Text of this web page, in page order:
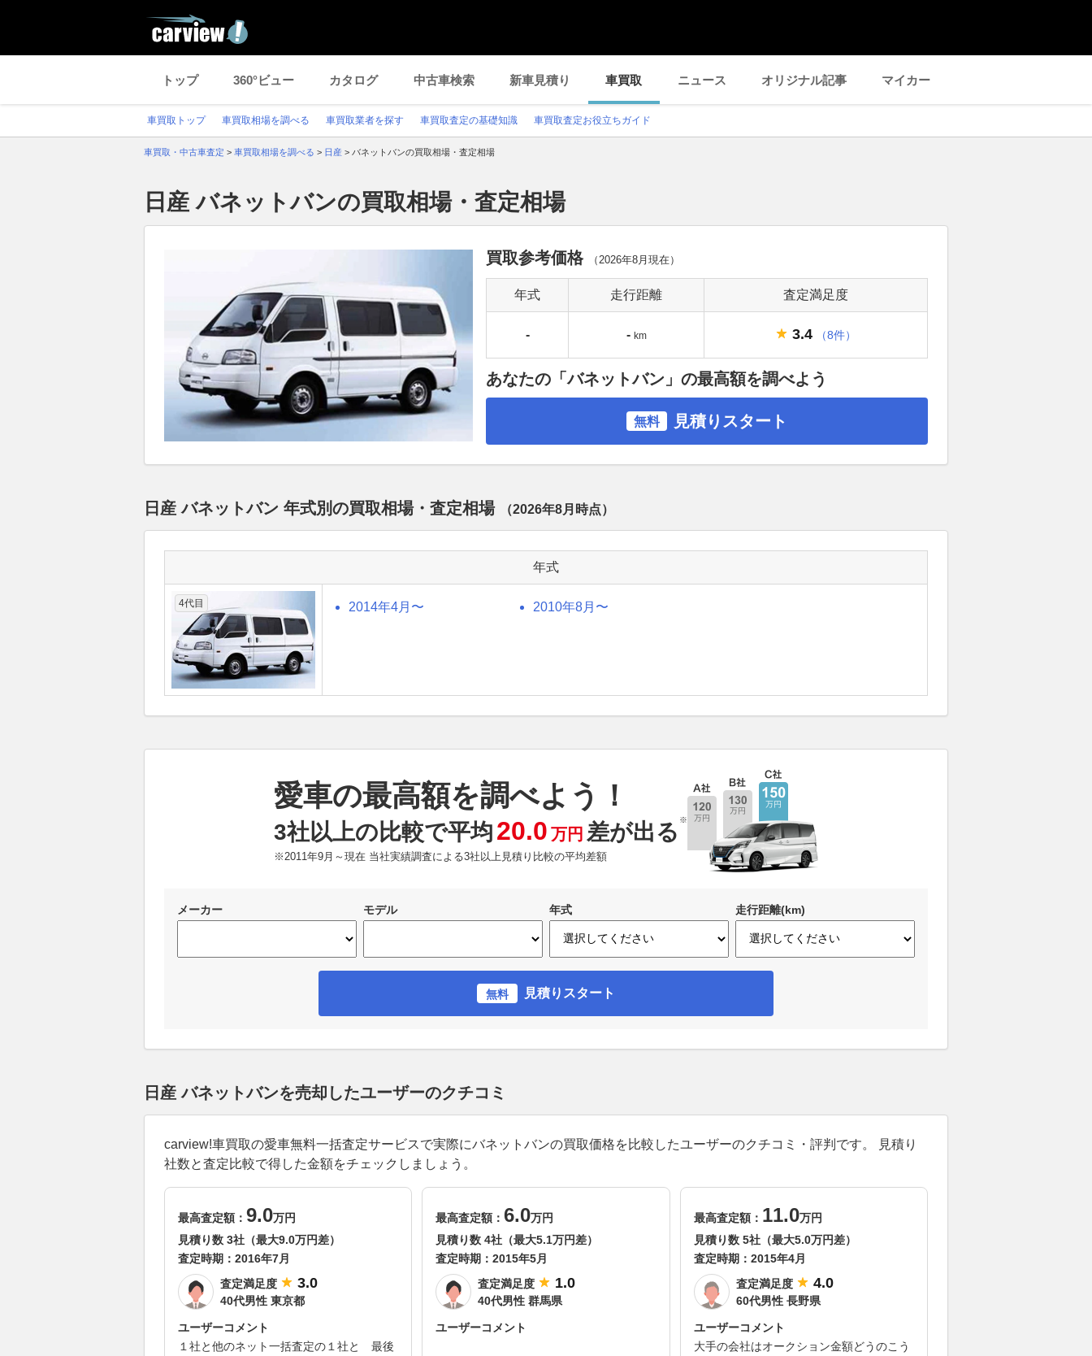
トップ 360°ビュー カタログ 中古車検索 新車見積り 車買取 ニュース オリジナル記事 マイカー
車買取トップ 車買取相場を調べる 車買取業者を探す 車買取査定の基礎知識 車買取査定お役立ちガイド
車買取・中古車査定 > 車買取相場を調べる > 日産 > バネットバンの買取相場・査定相場
日産 バネットバンの買取相場・査定相場
買取参考価格 （2026年8月 現在）
年式 走行距離 査定満足度
- - km 3.4 （8件）
あなたの「バネットバン」の最高額を調べよう
無料 見積りスタート
日産 バネットバン 年式別の買取相場・査定相場 （2026年8月 時点）
年式
4代目 2014年4月〜 2010年8月〜
愛車の最高額を調べよう！
3社以上の比較で平均20.0 万円 差が出る ※
※2011年9月～現在 当社実績調査による3社以上見積り比較の平均差額
メーカー モデル 年式 走行距離(km)
無料 見積りスタート
日産 バネットバンを売却したユーザーのクチコミ
carview!車買取の愛車無料一括査定サービスで実際にバネットバンの買取価格を比較したユーザーのクチコミ・評判です。 見積り
社数と査定比較で得した金額をチェックしましょう。
最高査定額： 9.0万円
見積り数 3社（最大9.0万円差）
査定時期： 2016年7月
査定満足度
3.0
40代男性 東京都
ユーザーコメント
１社と他のネット一括査定の１社と 最後
最高査定額： 6.0万円
見積り数 4社（最大5.1万円差）
査定時期：2015年5月
査定満足度
1.0
40代男性 群馬県
ユーザーコメント
最高査定額： 11.0万円
見積り数 5社（最大5.0万円差）
査定時期： 2015年4月
査定満足度
4.0
60代男性 長野県
ユーザーコメント
大手の会社はオークション金額どうのこう